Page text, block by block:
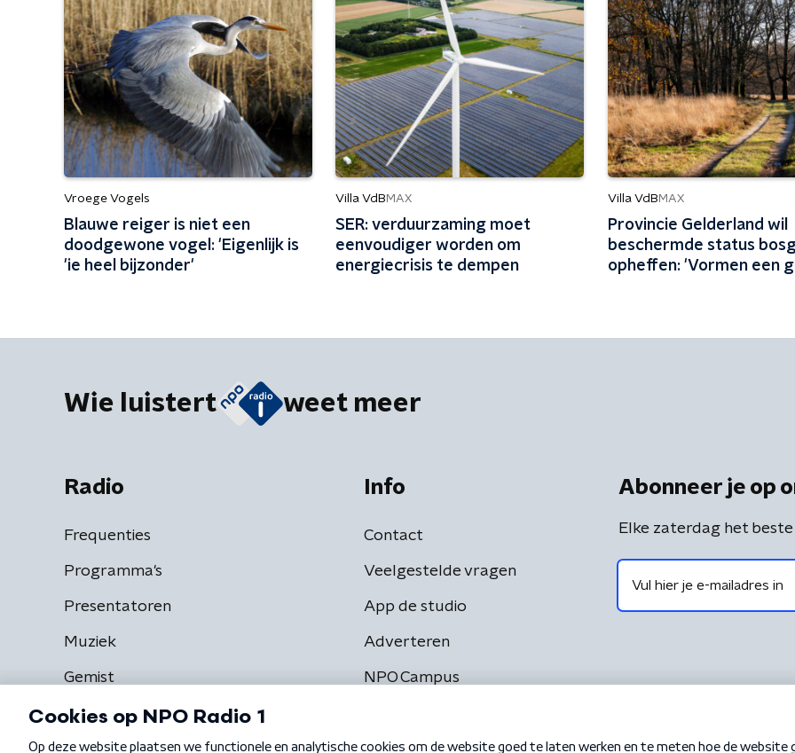
Vroege Vogels
Blauwe reiger is niet een
doodgewone vogel: 'Eigenlijk is
'ie heel bijzonder'
Villa VdB MAX
SER: verduurzaming moet
eenvoudiger worden om
energiecrisis te dempen
Villa VdB MAX
Provincie Gelderland wil
beschermde status
opheffen: 'Vormen een
Wie luistert weet meer
Radio
Frequenties
Programma's
Presentatoren
Muziek
Gemist
Info
Contact
Veelgestelde vragen
App de studio
Adverteren
NPO Campus
Abonneer je op
Elke zaterdag het beste